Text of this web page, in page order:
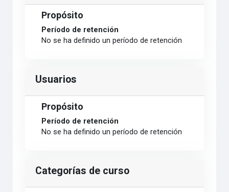
Propósito
Período de retención
No se ha definido un período de retención
Usuarios
Propósito
Período de retención
No se ha definido un período de retención
Categorías de curso